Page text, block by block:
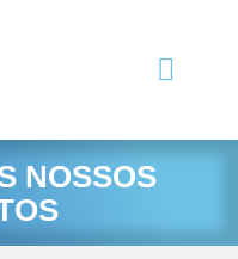
NOSSOS